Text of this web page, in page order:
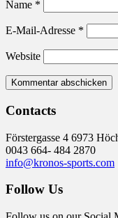
Name *
E-Mail-Adresse *
Website
Contacts
Förstergasse 4 6973
0043 664- 484 2870
info@kronos-sports.com
Follow Us